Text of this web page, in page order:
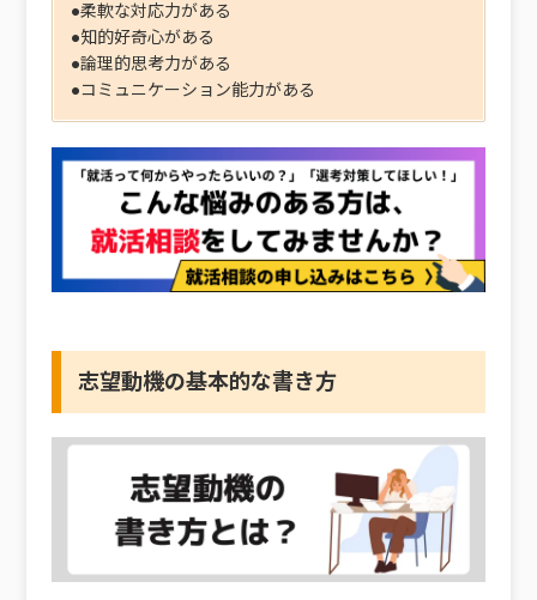
●柔軟な対応力がある
●知的好奇心がある
●論理的思考力がある
●コミュニケーション能力がある
志望動機の基本的な書き方